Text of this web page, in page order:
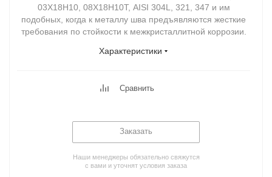
03Х18Н10, 08Х18Н10Т, AISI 304L, 321, 347 и им
подобных, когда к металлу шва предъявляются жесткие
требования по стойкости к межкристаллитной коррозии.
Характеристики
Сравнить
Заказать
Наши менеджеры обязательно свяжутся
с вами и уточнят условия заказа